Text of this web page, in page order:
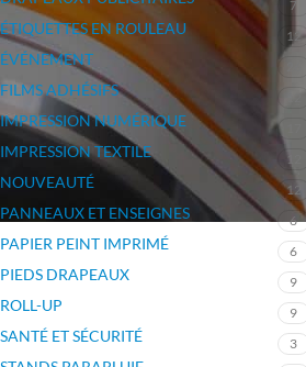
7
ÉTIQUETTES EN ROULEAU 12
ÉVÉNEMENT
FILMS ADHÉSIFS
IMPRESSION NUMÉRIQUE
IMPRESSION TEXTILE 12
NOUVEAUTÉ 12
PANNEAUX ET ENSEIGNES 6
PAPIER PEINT IMPRIMÉ 6
PIEDS DRAPEAUX 9
ROLL-UP 9
SANTÉ ET SÉCURITÉ 3